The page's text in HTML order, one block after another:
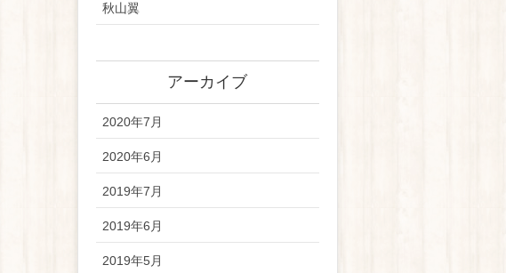
秋山翼
アーカイブ
2020年7月
2020年6月
2019年7月
2019年6月
2019年5月